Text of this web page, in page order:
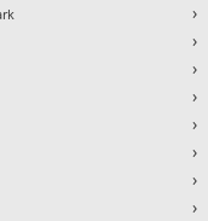
›
›
›
›
›
›
›
›